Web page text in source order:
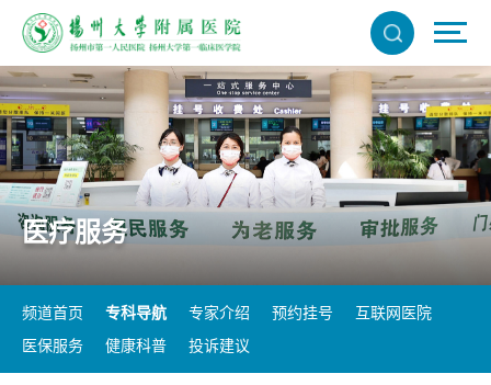
医疗服务
频道首页 专科导航 专家介绍 预约挂号
互联网医院
医保服务
健康科普 投诉建议